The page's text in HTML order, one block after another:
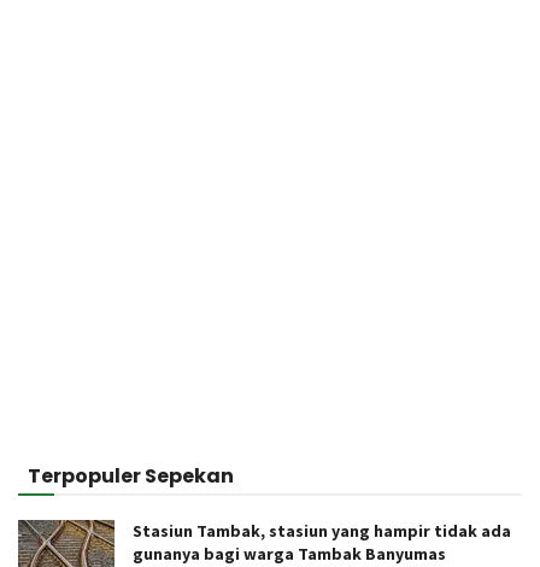
Terpopuler Sepekan
Stasiun Tambak, stasiun yang hampir tidak ada
gunanya bagi warga Tambak Banyumas